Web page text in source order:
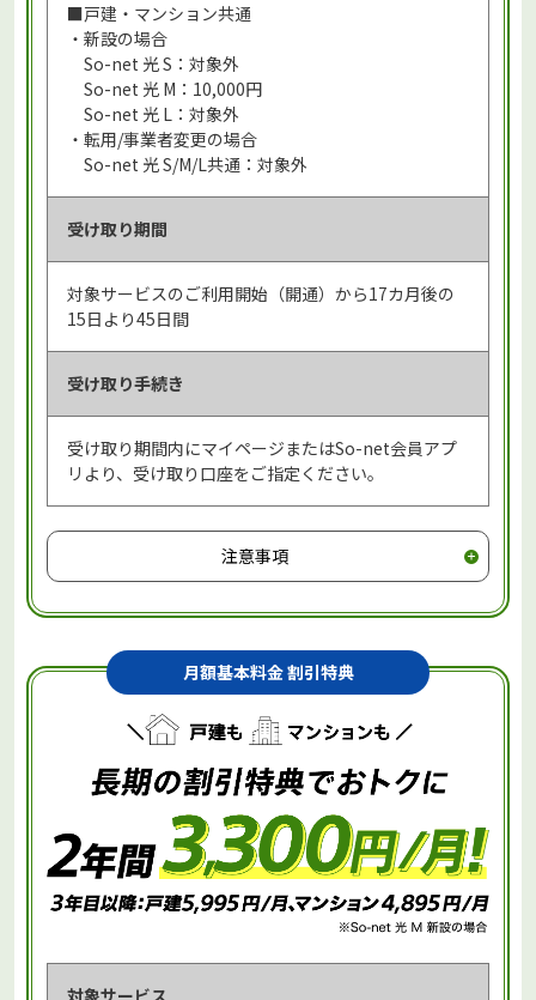
■戸建・マンション共通
・新設の場合
So-net 光 S：対象外
So-net 光 M：10,000円
So-net 光 L：対象外
・転用/事業者変更の場合
So-net 光 S/M/L共通：対象外
受け取り期間
対象サービスのご利用開始（開通）から17カ月後の
15日より45日間
受け取り手続き
受け取り期間内にマイページまたはSo-net会員アプ
リより、受け取り口座をご指定ください。
注意事項
月額基本料金 割引特典